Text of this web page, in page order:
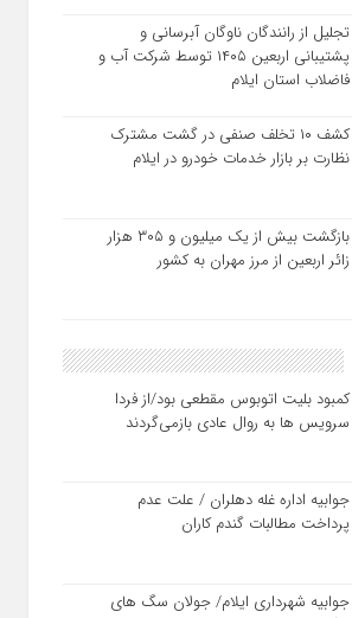
تجلیل از رانندگان ناوگان آبرسانی و
پشتیبانی اربعین ۱۴۰۵ توسط شرکت آب و
فاضلاب استان ایلام
کشف ۱۰ تخلف صنفی در گشت مشترک
نظارت بر بازار خدمات خودرو در ایلام
بازگشت بیش از یک میلیون و ۳۰۵ هزار
زائر اربعین از مرز مهران به کشور
کمبود بلیت اتوبوس مقطعی بود/از فردا
سرویس ها به روال عادی بازمی‌گردند
جوابیه اداره غله دهلران / علت عدم
پرداخت مطالبات گندم کاران
جوابیه شهرداری ایلام/ جولان سگ های